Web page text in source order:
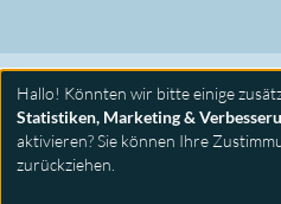
Hallo! Könnten wir bitte einige
Statistiken, Marketing &
aktivieren? Sie können Ihre
zurückziehen.